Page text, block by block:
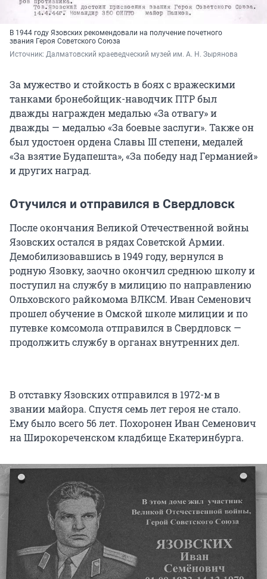
В 1944 году Язовских рекомендовали на получение почетного
звания Героя Советского Союза
Источник: Далматовский краеведческий музей им. А. Н. Зырянова
За мужество и стойкость в боях с вражескими
танками бронебойщик-наводчик ПТР был
дважды награжден медалью «За отвагу» и
дважды — медалью «За боевые заслуги». Также он
был удостоен ордена Славы III степени, медалей
«За взятие Будапешта», «За победу над Германией»
и других наград.
Отучился и отправился в Свердловск
После окончания Великой Отечественной войны
Язовских остался в рядах Советской Армии.
Демобилизовавшись в 1949 году, вернулся в
родную Язовку, заочно окончил среднюю школу и
поступил на службу в милицию по направлению
Ольховского райкомома ВЛКСМ. Иван Семенович
прошел обучение в Омской школе милиции и по
путевке комсомола отправился в Свердловск —
продолжить службу в органах внутренних дел.
В отставку Язовских отправился в 1972-м в
звании майора. Спустя семь лет героя не стало.
Ему было всего 56 лет. Похоронен Иван Семенович
на Широкореченском кладбище Екатеринбурга.